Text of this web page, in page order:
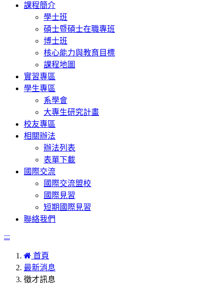
課程簡介
學士班
碩士暨碩士在職專班
博士班
核心能力與教育目標
課程地圖
實習專區
學生專區
系學會
大專生研究計畫
校友專區
相關辦法
辦法列表
表單下載
國際交流
國際交流盟校
國際見習
短期國際見習
聯絡我們
:::
首頁
最新消息
徵才訊息